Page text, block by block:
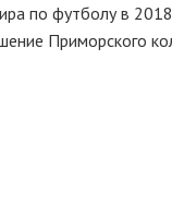
по футболу в
Приморского